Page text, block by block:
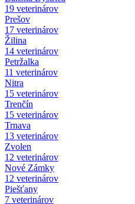
19 veterinárov
Prešov
17 veterinárov
Žilina
14 veterinárov
Petržalka
11 veterinárov
Nitra
15 veterinárov
Trenčín
15 veterinárov
Trnava
13 veterinárov
Zvolen
12 veterinárov
Nové Zámky
12 veterinárov
Piešťany
7 veterinárov